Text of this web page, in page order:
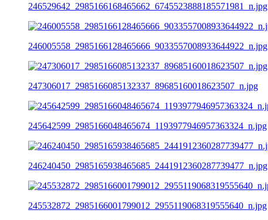
246529642_2985166168465662_6745523888185571981_n.jpg
246005558_2985166128465666_9033557008933644922_n.jpg
247306017_2985166085132337_89685160018623507_n.jpg
245642599_2985166048465674_1193977946957363324_n.jpg
246240450_2985165938465685_2441912360287739477_n.jpg
245532872_2985166001799012_2955119068319555640_n.jpg